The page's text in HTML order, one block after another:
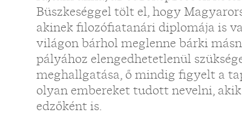
Büszkeséggel tölt el, hogy
akinek filozófiatanári diplomája is
világon bárhol meglenne bárki
pályához elengedhetetlenül
meghallgatása, ő mindig figyelt a
olyan embereket tudott nevelni,
edzőként is.